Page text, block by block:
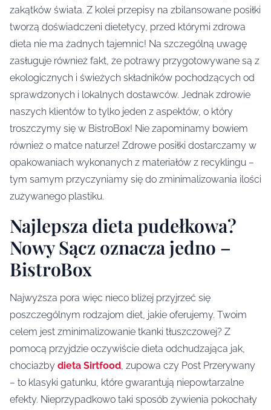
zakątków świata. Z kolei przepisy na zbilansowane posiłki
tworzą doświadczeni dietetycy, przed którymi zdrowa
dieta nie ma żadnych tajemnic! Na szczególną uwagę
zasługuje również fakt, że potrawy przygotowywane są z
ekologicznych i świeżych składników pochodzących od
sprawdzonych i lokalnych dostawców. Jednak zdrowie
naszych klientów to tylko jeden z aspektów, o który
troszczymy się w BistroBox! Nie zapominamy bowiem
również o matce naturze! Zdrowe posiłki dostarczamy w
opakowaniach wykonanych z materiałów z recyklingu –
tym samym przyczyniamy się do zminimalizowania ilości
zużywanego plastiku.
Najlepsza dieta pudełkowa?
Nowy Sącz oznacza jedno –
BistroBox
Najwyższa pora więc nieco bliżej przyjrzeć się
poszczególnym rodzajom diet, jakie oferujemy. Twoim
celem jest zminimalizowanie tkanki tłuszczowej? Z
pomocą przyjdzie oczywiście dieta odchudzająca jak,
chociażby dieta Sirtfood, zupowa czy Post Przerywany
– to klasyki gatunku, które gwarantują niepowtarzalne
efekty. Nieprzypadkowo taki sposób żywienia pokochały